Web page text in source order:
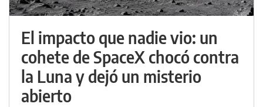
El impacto que nadie vio: un
cohete de SpaceX chocó contra
la Luna y dejó un misterio
abierto